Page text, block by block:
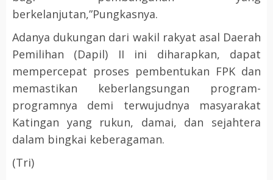
berkelanjutan,”Pungkasnya.
Adanya dukungan dari wakil rakyat asal Daerah
Pemilihan (Dapil) II ini diharapkan, dapat
mempercepat proses pembentukan FPK dan
memastikan keberlangsungan program-
programnya demi terwujudnya masyarakat
Katingan yang rukun, damai, dan sejahtera
dalam bingkai keberagaman.
(Tri)